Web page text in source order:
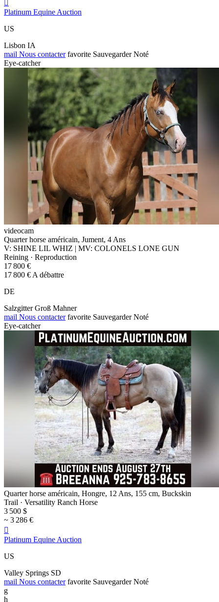
Platinum Equine Auction
US
Lisbon IA
mail Nous contacter favorite Sauvegarder Noté
Eye-catcher
videocam
Quarter horse américain, Jument, 4 Ans
V: SHINE LIL WHIZ | MV: COLONELS LONE GUN
Reining · Reproduction
17 800 €
17 800 € A débattre
DE
Salzgitter Groß Mahner
mail Nous contacter favorite Sauvegarder Noté
Eye-catcher
Quarter horse américain, Hongre, 12 Ans, 155 cm, Buckskin
Trail · Versatility Ranch Horse
3 500 $
~ 3 286 €

Platinum Equine Auction
US
Valley Springs SD
mail Nous contacter favorite Sauvegarder Noté
g
h